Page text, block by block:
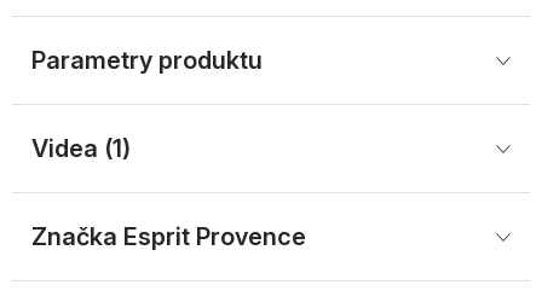
Parametry produktu
Videa (1)
Značka Esprit Provence